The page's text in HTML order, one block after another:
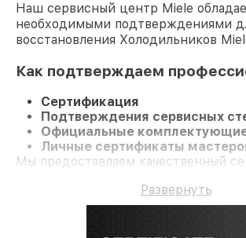
Наш сервисный центр Miele
необходимыми подтверждениями
восстановления Холодильников
Как подтверждаем
Сертификация
Подтверждения сервисных
Официальные
Личные сертификаты
Мы предоставляем качественный
Развернуть